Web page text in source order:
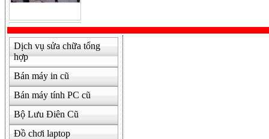
500000
Dịch vụ sửa chữa tổng
hợp
Bán máy in cũ
Bán máy tính PC cũ
Bộ Lưu Điên Cũ
Đồ chơi laptop